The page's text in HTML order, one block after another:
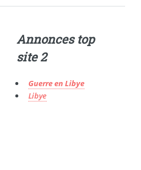
Annonces top
site 2
Guerre en Libye
Libye